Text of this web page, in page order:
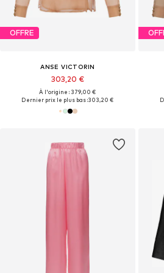
OFFRE
ANSE VICTORIN
303,20 €
À l'origine : 379,00 €
Dernier prix le plus bas :303,20 €